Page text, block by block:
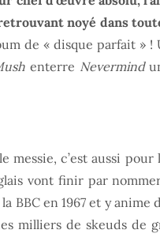
noyé dans
de « disque parfait » !
enterre Nevermind
messie, c’est aussi
vont finir par
en 1967 et y anime
milliers de skeuds de